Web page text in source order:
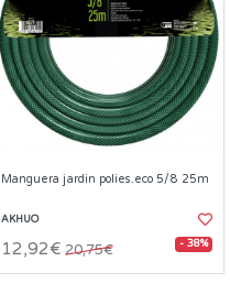
Manguera jardin polies.eco 5/8 25m
AKHUO
12,92€ 20,75€ - 38%